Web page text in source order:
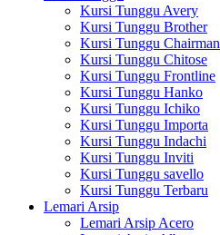
Kursi Tunggu Avery
Kursi Tunggu Brother
Kursi Tunggu Chairman
Kursi Tunggu Chitose
Kursi Tunggu Frontline
Kursi Tunggu Hanko
Kursi Tunggu Ichiko
Kursi Tunggu Importa
Kursi Tunggu Indachi
Kursi Tunggu Inviti
Kursi Tunggu savello
Kursi Tunggu Terbaru
Lemari Arsip
Lemari Arsip Acero